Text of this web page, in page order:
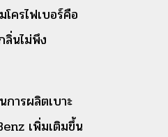
ครไฟเบอร์คือ
ลิ่นไม่พึง
การผลิตเบาะ
เพิ่มเติมขึ้น